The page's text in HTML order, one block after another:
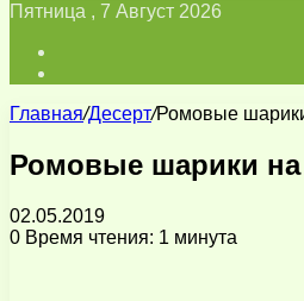
Пятница , 7 Август 2026
Главная/Десерт/Ромовые
Ромовые шарики на
02.05.2019
0 Время чтения: 1 минута